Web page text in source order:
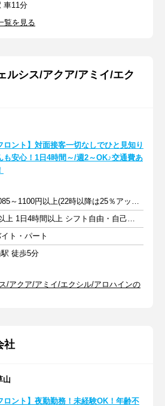
車11分
覧を見る
ルシス/アクア/アミイ/エク
ロント】対面接客一切なしでひと見知り
も安心！1日4時間～/週2～OK♪交通費あ
時給1085～1100円以上(22時以降は25％アップ) ＋ 交通費支給
週2日以上 1日4時間以上 シフト自由・自己申告
ト・パート
徒歩5分
/アクア/アミイ/エクシル/アロハインの
社
山
ロント】夜勤勤務！未経験OK！年齢不